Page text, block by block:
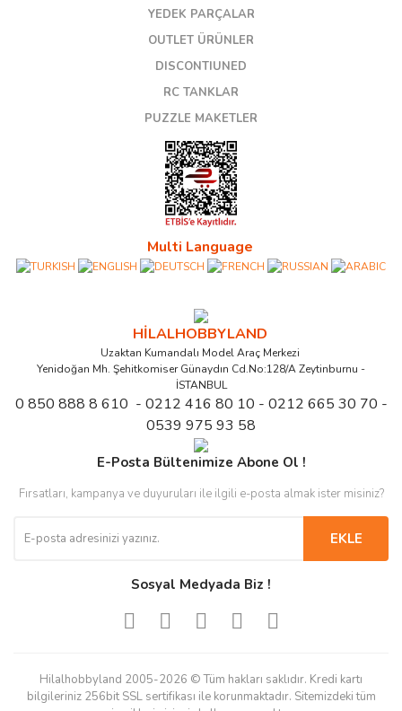
YEDEK PARÇALAR
OUTLET ÜRÜNLER
DISCONTIUNED
RC TANKLAR
PUZZLE MAKETLER
Multi Language
HİLALHOBBYLAND
Uzaktan Kumandalı Model Araç Merkezi
Yenidoğan Mh. Şehitkomiser Günaydın Cd.No:128/A Zeytinburnu -
İSTANBUL
0 850 888 8 610 - 0212 416 80 10 - 0212 665 30 70 -
0539 975 93 58
E-Posta Bültenimize Abone Ol !
Fırsatları, kampanya ve duyuruları ile ilgili e-posta almak ister misiniz?
EKLE
Sosyal Medyada Biz !
Hilalhobbyland 2005-2026 © Tüm hakları saklıdır. Kredi kartı
bilgileriniz 256bit SSL sertifikası ile korunmaktadır. Sitemizdeki tüm